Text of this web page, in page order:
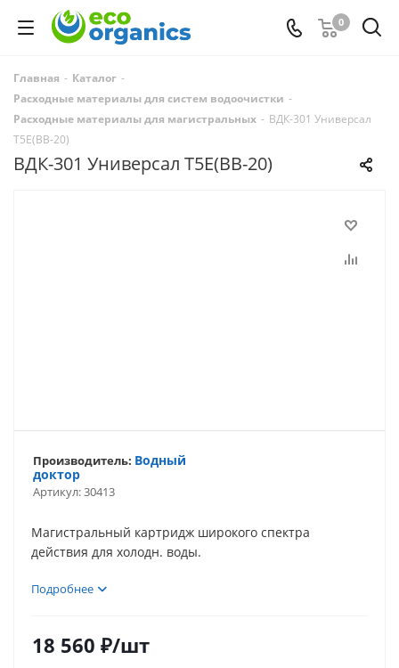
0
Главная - Каталог -
Расходные материалы для систем водоочистки -
Расходные материалы для магистральных - ВДК-301 Универсал
Т5Е(BB-20)
ВДК-301 Универсал Т5Е(BB-20)
Артикул:30413
Производитель: Водный
доктор
Магистральный картридж широкого спектра
действия для холодн. воды.
Подробнее
18 560 ₽/шт